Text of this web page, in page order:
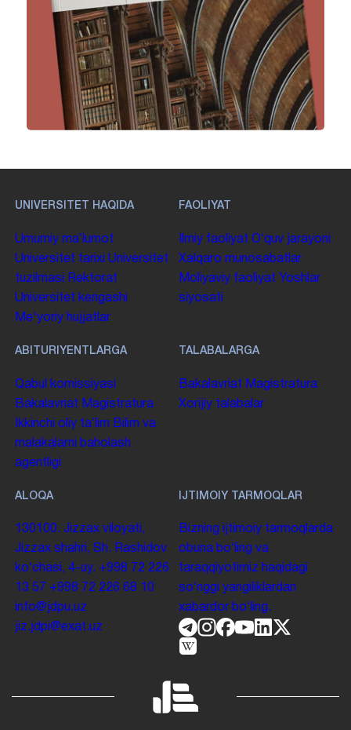
UNIVERSITET HAQIDA
Umumiy maʼlumot
Universitet tarixi Universitet
tuzilmasi Rektorat
Universitet kengashi
Me'yoriy hujjatlar
FAOLIYAT
Ilmiy faoliyat Oʻquv jarayoni
Xalqaro munosabatlar
Moliyaviy faoliyat Yoshlar
siyosati
ABITURIYENTLARGA
Qabul komissiyasi
Bakalavriat Magistratura
Ikkinchi oliy taʼlim Bilim va
malakalarni baholash
agentligi
TALABALARGA
Bakalavriat Magistratura
Xorijiy talabalar
ALOQA
130100. Jizzax viloyati,
Jizzax shahri, Sh. Rashidov
koʻchasi, 4-uy. +998 72 226
13 57 +998 72 226 68 10
info@jdpu.uz
jiz.jdpi@exat.uz
IJTIMOIY TARMOQLAR
Bizning ijtimoiy tarmoqlarda
obuna boʻling va
taraqqiyotimiz haqidagi
soʻnggi yangiliklardan
xabardor boʻling.